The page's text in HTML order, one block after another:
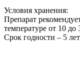
Условия хранения:
Препарат
температуре от 10 до
Срок годности – 5